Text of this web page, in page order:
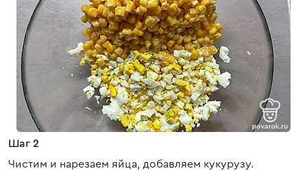
Шаг 2
Чистим и нарезаем яйца, добавляем кукурузу.